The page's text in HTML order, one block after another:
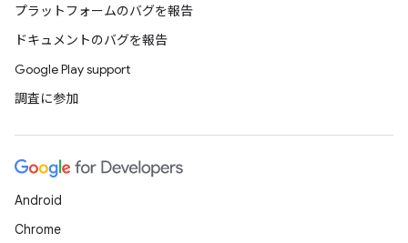
プラットフォームのバグを報告
ドキュメントのバグを報告
Google Play support
調査に参加
Android
Chrome